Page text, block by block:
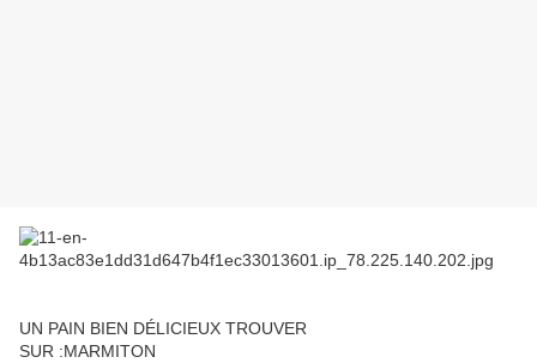
UN PAIN BIEN DÉLICIEUX TROUVER
SUR :MARMITON